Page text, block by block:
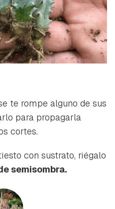
te rompe alguno de sus
para propagarla
cortes.
con sustrato, riégalo
semisombra.